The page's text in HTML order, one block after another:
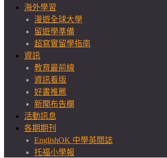
海外學習
漫遊全球大學
留遊學準備
超寫實留學指南
資訊
教育最前線
資訊看版
好書推薦
新聞布告欄
活動訊息
各期期刊
EnglishOK 中學英閱誌
托福小學報